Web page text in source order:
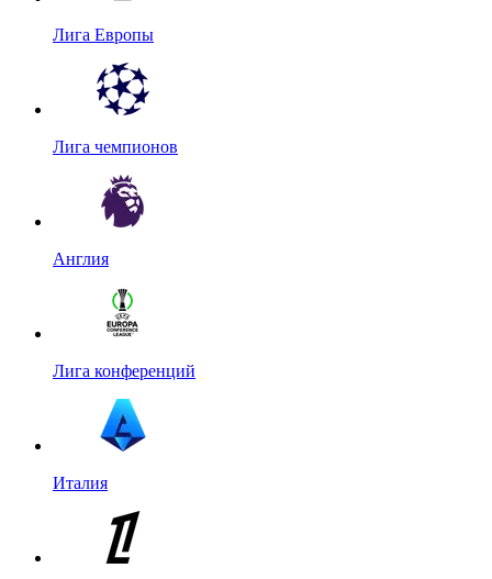
Лига Европы
Лига чемпионов
Англия
Лига конференций
Италия